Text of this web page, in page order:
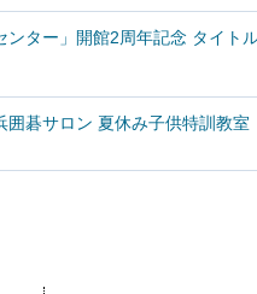
ンター」開館2周年記念 タイト
囲碁サロン 夏休み子供特訓教室